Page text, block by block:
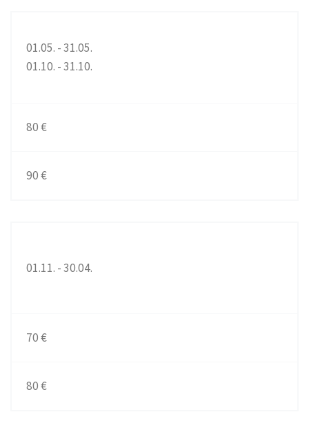
01.05. - 31.05.
01.10. - 31.10.
80 €
90 €
01.11. - 30.04.
70 €
80 €